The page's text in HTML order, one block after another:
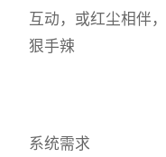
互动，或红尘相伴
狠手辣
系统需求